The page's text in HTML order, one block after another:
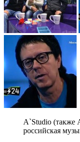
A`Studio (также
российская